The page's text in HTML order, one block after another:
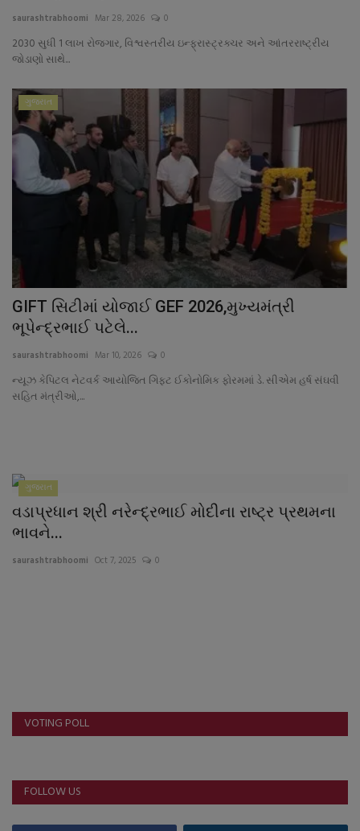
About Author
Contact
Dipotsav Special
આંતરરાષ્ટ્રીય
રાષ્ટ્રીય
જુનાગઢ
Support US
બજારના સમાચાર
નાણાંકીય સમાચાર
રાશિફળ
ગુનાખોરી
saurashtrabhoomi Mar 28, 2026 0
2030 સુધી 1 લાખ રોજગાર, વિશ્વસ્તરીય ઇન્ફ્રાસ્ટ્રક્ચર અને આંતરરાષ્ટ્રીય
જોડાણો સાથે...
ગુજરાત
GIFT સિટીમાં યોજાઈ GEF 2026,મુખ્યમંત્રી
ભૂપેન્દ્રભાઈ પટેલે...
saurashtrabhoomi Mar 10, 2026 0
ન્યૂઝ કેપિટલ નેટવર્ક આયોજિત ગિફ્ટ ઈકોનોમિક ફોરમમાં ડે. સીએમ હર્ષ સંઘવી
સહિત મંત્રીઓ,...
ગુજરાત
વડાપ્રધાન શ્રી નરેન્દ્રભાઈ મોદીના રાષ્ટ્ર પ્રથમના
ભાવને...
saurashtrabhoomi Oct 7, 2025 0
VOTING POLL
FOLLOW US